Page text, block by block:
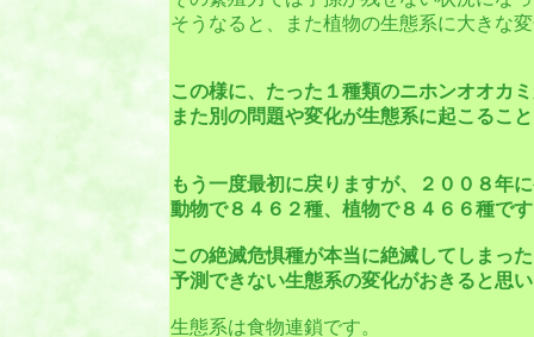
そうなると、また植物の生態系に大きな
この様に、たった１種類のニホンオオカ
また別の問題や変化が生態系に起こるこ
もう一度最初に戻りますが、２００８年
動物で８４６２種、植物で８４６６種で
この絶滅危惧種が本当に絶滅してしまっ
予測できない生態系の変化がおきると思
生態系は食物連鎖です。